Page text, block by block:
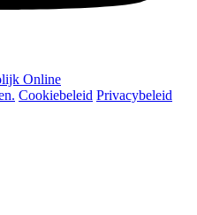
Online
Cookiebeleid Privacybeleid